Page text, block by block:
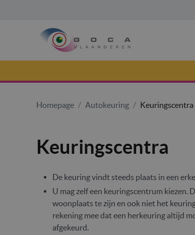
Homepage / Autokeuring / Keuringscentra
Keuringscentra
De keuring vindt steeds plaats in een
U mag zelf een keuringscentrum
woonplaats te zijn en ook niet het
rekening mee dat een herkeuring altijd
afgekeurd.